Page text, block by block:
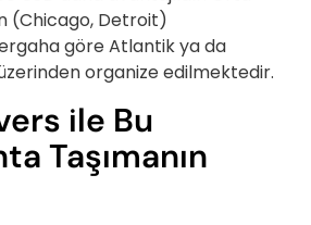
(Chicago, Detroit)
göre Atlantik ya da
organize edilmektedir.
ile Bu
Taşımanın